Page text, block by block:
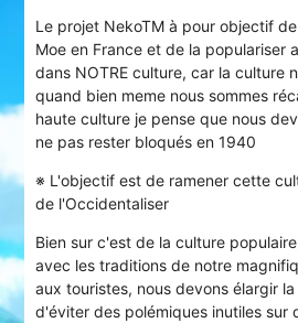
Le projet NekoTM à pour objectif
Moe en France et de la populariser
dans NOTRE culture, car la culture
quand bien meme nous sommes
haute culture je pense que nous
ne pas rester bloqués en 1940
※ L'objectif est de ramener cette
de l'Occidentaliser
Bien sur c'est de la culture
avec les traditions de notre
aux touristes, nous devons élargir
d'éviter des polémiques inutiles sur